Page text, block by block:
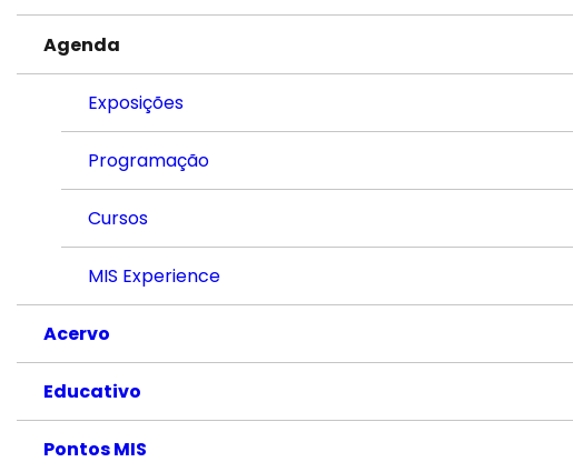
Agenda
Exposições
Programação
Cursos
MIS Experience
Acervo
Educativo
Pontos MIS